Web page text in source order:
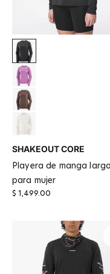
Deep Black
Iris Orchid
Coffee Bean
Whisper White
SHAKEOUT CORE
playera de manga larga
para mujer
$ 1,499.00